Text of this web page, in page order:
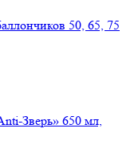
50, 65, 75